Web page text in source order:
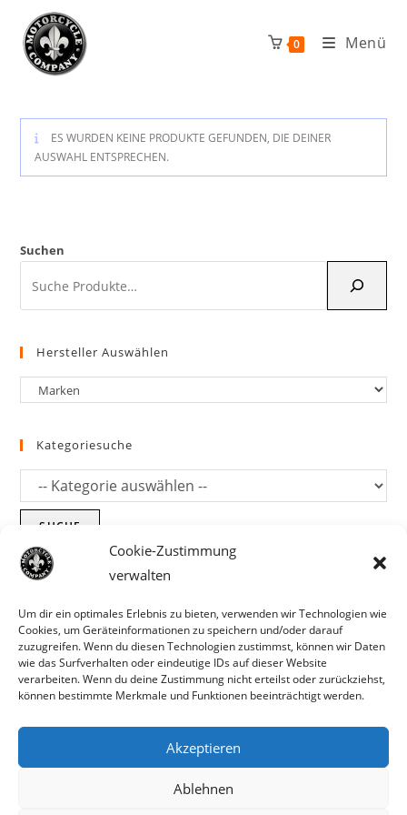
Cookie-Zustimmung
verwalten
Um dir ein optimales Erlebnis zu bieten, verwenden wir Technologien wie
Cookies, um Geräteinformationen zu speichern und/oder darauf
zuzugreifen. Wenn du diesen Technologien zustimmst, können wir Daten
wie das Surfverhalten oder eindeutige IDs auf dieser Website
verarbeiten. Wenn du deine Zustimmung nicht erteilst oder zurückziehst,
können bestimmte Merkmale und Funktionen beeinträchtigt werden.
Akzeptieren
Ablehnen
Parts für Harley Davidson, Indian und
Inhalt
springen
0 Menü
ES WURDEN KEINE PRODUKTE GEFUNDEN, DIE DEINER
AUSWAHL ENTSPRECHEN.
Suchen
Hersteller Auswählen
Kategoriesuche
SUCHE